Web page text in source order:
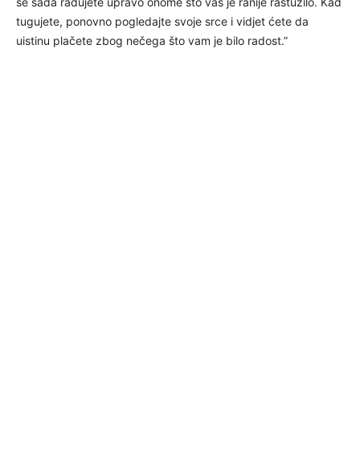
tugujete, ponovno pogledajte svoje srce i vidjet ćete da
uistinu plačete zbog nečega što vam je bilo radost.”